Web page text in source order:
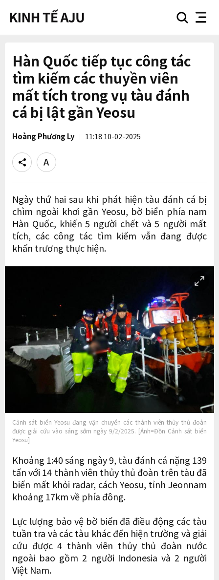
searchnav
Hàn Quốc tiếp tục công tác
tìm kiếm các thuyền viên
mất tích trong vụ tàu đánh
cá bị lật gần Yeosu
Hoàng Phương Ly 11:18 10-02-2025
Share
Text
size
Ngày thứ hai sau khi phát hiện tàu đánh cá bị
chìm ngoài khơi gần Yeosu, bờ biển phía nam
Hàn Quốc, khiến 5 người chết và 5 người mất
tích, các công tác tìm kiếm vẫn đang được
khẩn trương thực hiện.
Cảnh sát biển Yeosu đang vận chuyển các thành viên thủy thủ đoàn
được giải cứu vào sáng sớm ngày 9/2/2025. [Ảnh=Đồn Cảnh sát biển
Yeosu]
Khoảng 1:40 sáng ngày 9, tàu đánh cá nặng 139
tấn với 14 thành viên thủy thủ đoàn trên tàu đã
biến mất khỏi radar, cách Yeosu, tỉnh Jeonnam
khoảng 17km về phía đông.
Lực lượng bảo vệ bờ biển đã điều động các tàu
tuần tra và các tàu khác đến hiện trường và giải
cứu được 4 thành viên thủy thủ đoàn nước
ngoài bao gồm 2 người Indonesia và 2 người
Việt Nam.